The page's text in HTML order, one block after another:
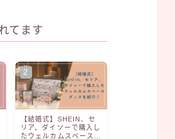
てます
【結婚式】SHEIN、セ
リア、ダイソーで購入し
たウェルカムスペースグ